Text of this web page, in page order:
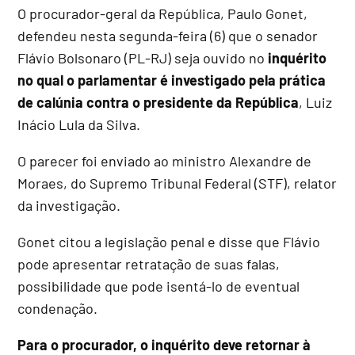
O procurador-geral da República, Paulo Gonet,
defendeu nesta segunda-feira (6) que o senador
Flávio Bolsonaro (PL-RJ) seja ouvido no inquérito
no qual o parlamentar é investigado pela prática
de calúnia contra o presidente da República, Luiz
Inácio Lula da Silva.
O parecer foi enviado ao ministro Alexandre de
Moraes, do Supremo Tribunal Federal (STF), relator
da investigação.
Gonet citou a legislação penal e disse que Flávio
pode apresentar retratação de suas falas,
possibilidade que pode isentá-lo de eventual
condenação.
Para o procurador, o inquérito deve retornar à